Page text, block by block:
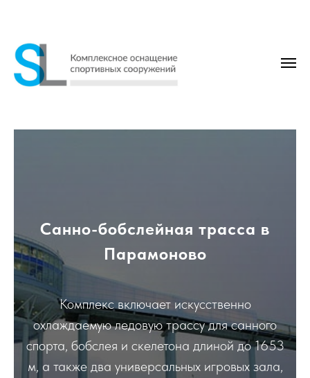
Санно-бобслейная трасса в
Парамоново
Комплекс включает искусственно
охлаждаемую ледовую трассу для санного
спорта, бобслея и скелетона длиной до 1653
м, а также два универсальных игровых зала,